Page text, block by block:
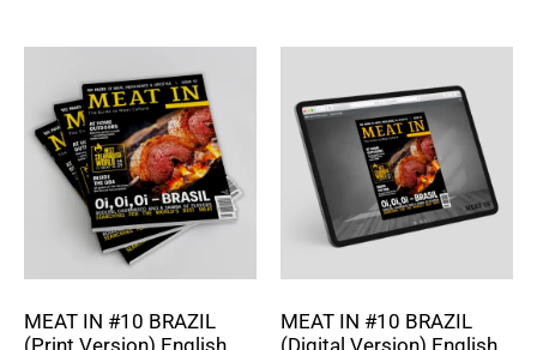
MEAT IN #10 BRAZIL
MEAT IN #10 BRAZIL